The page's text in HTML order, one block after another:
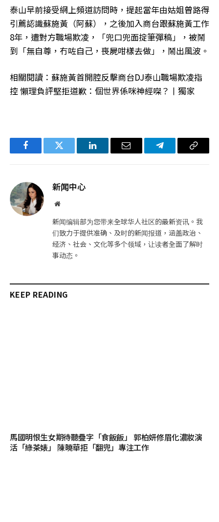
泰山早前接受網上頻道訪問時，提起當年由姑姐曾路得
引薦認識蘇施黃（阿蘇），之後加入商台跟蘇施黃工作
8年，遭對方職場欺凌，「兜口兜面掟筆彈稿」，被鬧
到「無自尊，冇咗自己，喪屍咁樣去做」，鬧出風波。
相關閱讀：蘇施黃首開腔反擊商台DJ泰山職場欺凌指
控 懶理負評堅拒道歉：個世界係咪神經㗎？丨獨家
FacebookTwitter LinkedIn电
Telegram复
新闻中心
网
新闻编辑部为您带来全球华人社区的最新资讯。我
们致力于提供准确、及时的新闻报道，涵盖政治、
经济、社会、文化等多个领域，让读者全面了解时
事动态。
KEEP READING
馬國明恨生女期待聽疊字「食飯飯」 郭柏妍修眉化濃妝演
活「綠茶婊」 陳曉華拒「翻兜」專注工作